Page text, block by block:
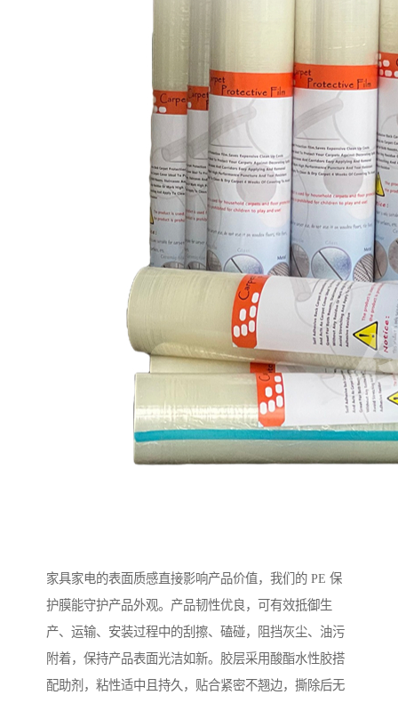
家具家电的表面质感直接影响产品价值，我们的 PE 保
护膜能守护产品外观。产品韧性优良，可有效抵御生
产、运输、安装过程中的刮擦、磕碰，阻挡灰尘、油污
附着，保持产品表面光洁如新。胶层采用酸酯水性胶搭
配助剂，粘性适中且持久，贴合紧密不翘边，撕除后无